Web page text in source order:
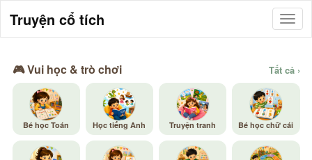
Truyện cổ tích
🎮 Vui học & trò chơi Tất cả ›
Bé học Toán Học tiếng Anh Truyện tranh Bé học chữ cái